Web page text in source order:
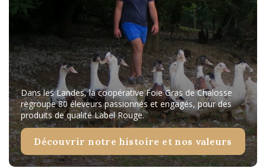
Dans les Landes, la coopérative Foie Gras de Chalosse
regroupe 80 éleveurs passionnés et engagés, pour des
produits de qualité Label Rouge.
Découvrir notre histoire et nos valeurs